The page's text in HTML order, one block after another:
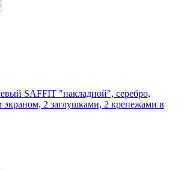
SAFFIT "накладной", серебро,
2 заглушками, 2 крепежами в